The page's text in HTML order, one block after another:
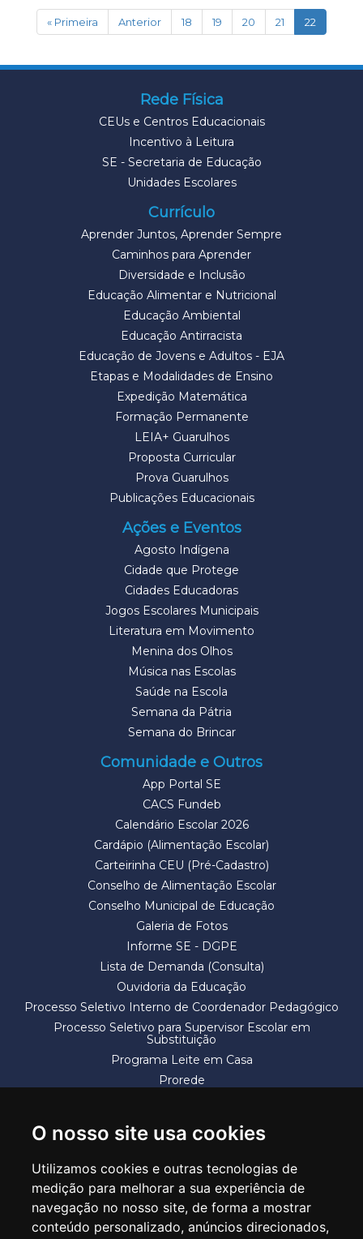
O nosso site usa cookies
Utilizamos cookies e outras tecnologias de
medição para melhorar a sua experiência de
navegação no nosso site, de forma a mostrar
conteúdo personalizado, anúncios direcionados,
« Primeira Anterior 18 19 20 21 22
Rede Física
CEUs e Centros Educacionais
Incentivo à Leitura
SE - Secretaria de Educação
Unidades Escolares
Currículo
Aprender Juntos, Aprender Sempre
Caminhos para Aprender
Diversidade e Inclusão
Educação Alimentar e Nutricional
Educação Ambiental
Educação Antirracista
Educação de Jovens e Adultos - EJA
Etapas e Modalidades de Ensino
Expedição Matemática
Formação Permanente
LEIA+ Guarulhos
Proposta Curricular
Prova Guarulhos
Publicações Educacionais
Ações e Eventos
Agosto Indígena
Cidade que Protege
Cidades Educadoras
Jogos Escolares Municipais
Literatura em Movimento
Menina dos Olhos
Música nas Escolas
Saúde na Escola
Semana da Pátria
Semana do Brincar
Comunidade e Outros
App Portal SE
CACS Fundeb
Calendário Escolar 2026
Cardápio (Alimentação Escolar)
Carteirinha CEU (Pré-Cadastro)
Conselho de Alimentação Escolar
Conselho Municipal de Educação
Galeria de Fotos
Informe SE - DGPE
Lista de Demanda (Consulta)
Ouvidoria da Educação
Processo Seletivo Interno de Coordenador Pedagógico
Processo Seletivo para Supervisor Escolar em
Substituição
Programa Leite em Casa
Prorede
SECRETARIA DE EDUCAÇÃO